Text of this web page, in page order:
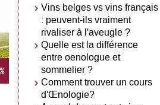
Vins belges vs vins français
: peuvent-ils vraiment
rivaliser à l'aveugle ?
Quelle est la différence
entre oenologue et
sommelier ?
Comment trouver un cours
d'Œnologie?